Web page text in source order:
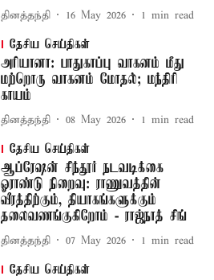
தினத்தந்தி 16 May 2026 1 min read
தேசிய செய்திகள்
அரியானா: பாதுகாப்பு வாகனம் மீது
மற்றொரு வாகனம் மோதல்; மந்திரி
காயம்
தினத்தந்தி 08 May 2026 1 min read
தேசிய செய்திகள்
ஆப்ரேஷன் சிந்தூர் நடவடிக்கை
ஓராண்டு நிறைவு: ராணுவத்தின்
வீரத்திற்கும், தியாகங்களுக்கும்
தலைவணங்குகிறோம் - ராஜ்நாத் சிங்
தினத்தந்தி 07 May 2026 1 min read
தேசிய செய்திகள்